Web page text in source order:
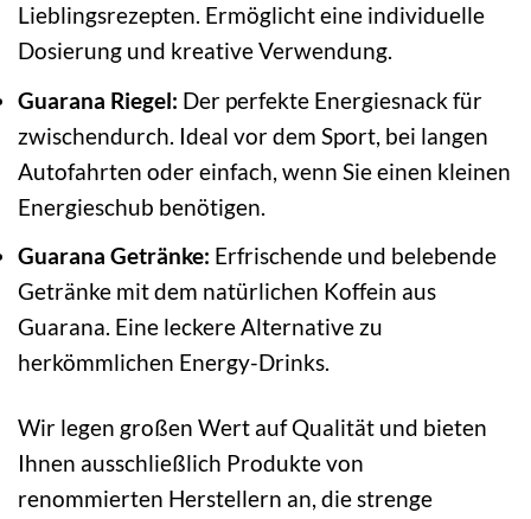
Lieblingsrezepten. Ermöglicht eine individuelle
Dosierung und kreative Verwendung.
Guarana Riegel: Der perfekte Energiesnack für
zwischendurch. Ideal vor dem Sport, bei langen
Autofahrten oder einfach, wenn Sie einen kleinen
Energieschub benötigen.
Guarana Getränke: Erfrischende und belebende
Getränke mit dem natürlichen Koffein aus
Guarana. Eine leckere Alternative zu
herkömmlichen Energy-Drinks.
Wir legen großen Wert auf Qualität und bieten
Ihnen ausschließlich Produkte von
renommierten Herstellern an, die strenge